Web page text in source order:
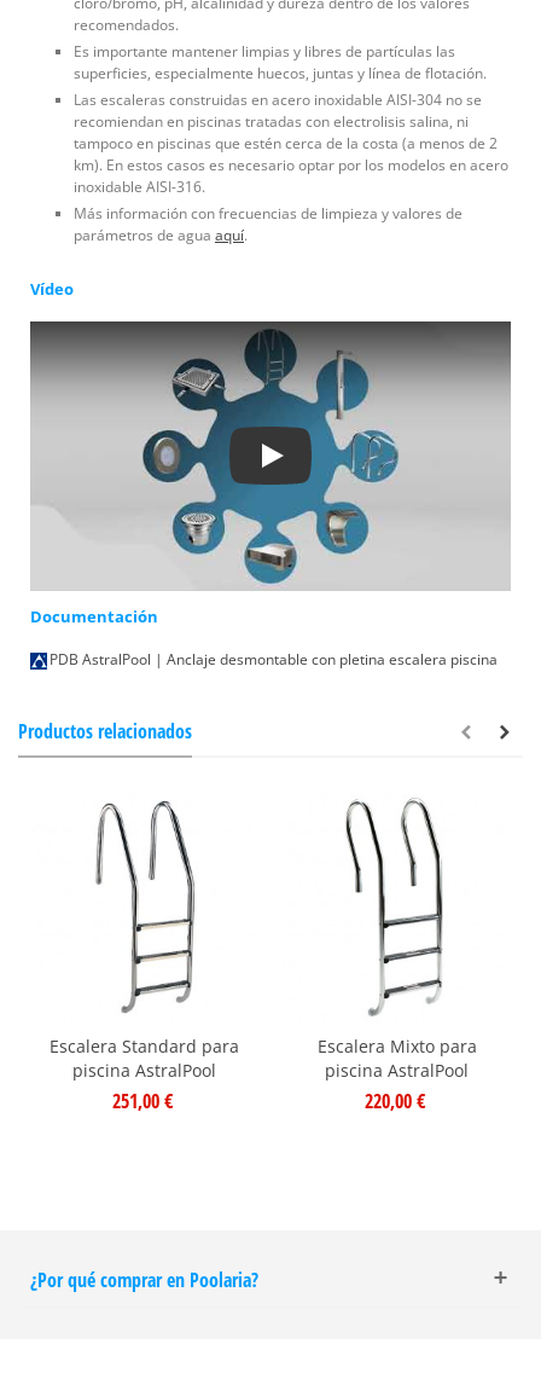
recomendados.
Es importante mantener limpias y libres de partículas las
superficies, especialmente huecos, juntas y línea de flotación.
Las escaleras construidas en acero inoxidable AISI-304 no se
recomiendan en piscinas tratadas con electrolisis salina, ni
tampoco en piscinas que estén cerca de la costa (a menos de 2
km). En estos casos es necesario optar por los modelos en acero
inoxidable AISI-316.
Más información con frecuencias de limpieza y valores de
parámetros de agua aquí.
Vídeo
Play
Documentación
PDB AstralPool | Anclaje desmontable con pletina escalera piscina
Productos relacionados
Escalera Standard para
piscina AstralPool
251,00 €
Escalera Mixto para
piscina AstralPool
220,00 €
¿Por qué comprar en Poolaria?